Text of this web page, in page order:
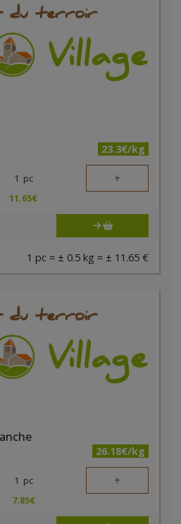
23.3€/kg
1 pc +
11.65€
1 pc = ± 0.5 kg = ± 11.65 €
26.18€/kg
1 pc +
7.85€